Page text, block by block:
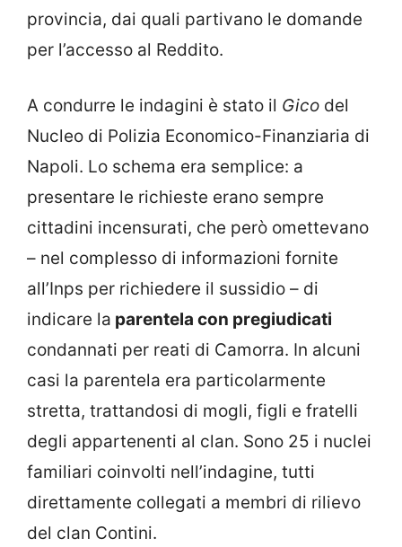
provincia, dai quali partivano le domande
per l’accesso al Reddito.
A condurre le indagini è stato il Gico del
Nucleo di Polizia Economico-Finanziaria di
Napoli. Lo schema era semplice: a
presentare le richieste erano sempre
cittadini incensurati, che però omettevano
– nel complesso di informazioni fornite
all’Inps per richiedere il sussidio – di
indicare la parentela con pregiudicati
condannati per reati di Camorra. In alcuni
casi la parentela era particolarmente
stretta, trattandosi di mogli, figli e fratelli
degli appartenenti al clan. Sono 25 i nuclei
familiari coinvolti nell’indagine, tutti
direttamente collegati a membri di rilievo
del clan Contini.